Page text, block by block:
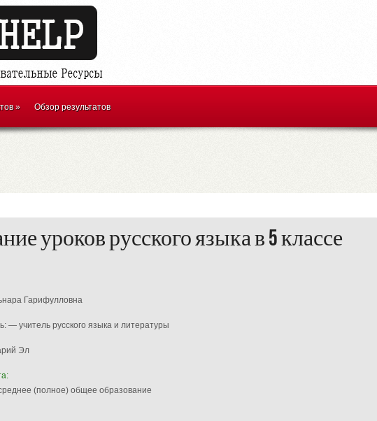
» Обзор результатов
уроков русского языка в 5 классе
Гарифулловна
— учитель русского языка и литературы
Эл
(полное) общее образование